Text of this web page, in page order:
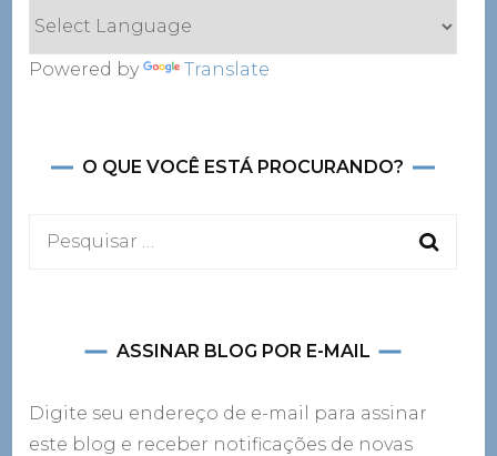
Powered by Translate
O QUE VOCÊ ESTÁ PROCURANDO?
Pesquisar
ASSINAR BLOG POR E-MAIL
Digite seu endereço de e-mail para assinar
este blog e receber notificações de novas